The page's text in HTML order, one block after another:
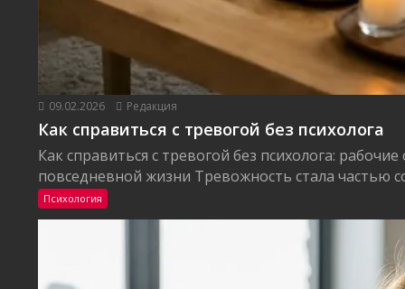
09.02.2026 Редакция
Как справиться с тревогой без психолога
Как справиться с тревогой без психолога:
повседневной жизни Тревожность стала частью
Психология